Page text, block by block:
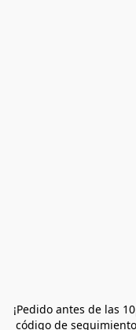
¡Pedido antes de las
código de